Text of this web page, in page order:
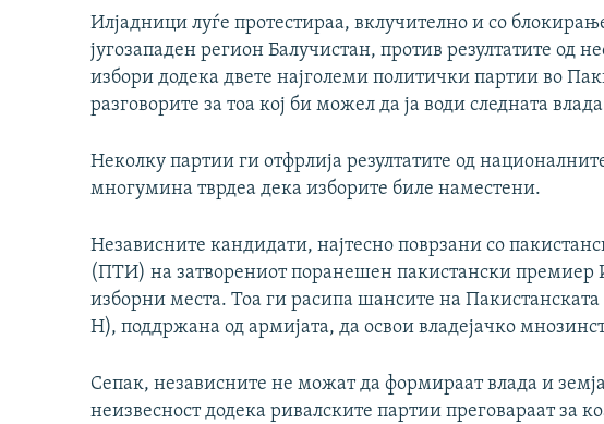
Илјадници луѓе протестираа, вклучително и со
југозападен регион Балучистан, против резултатите од
избори додека двете најголеми политички партии во
разговорите за тоа кој би можел да ја води следната
Неколку партии ги отфрлија резултатите од
многумина тврдеа дека изборите биле наместени.
Независните кандидати, најтесно поврзани со
(ПТИ) на затворениот поранешен пакистански премиер
изборни места. Тоа ги расипа шансите на
Н), поддржана од армијата, да освои владејачко
Сепак, независните не можат да формираат влада и
неизвесност додека ривалските партии преговараат за